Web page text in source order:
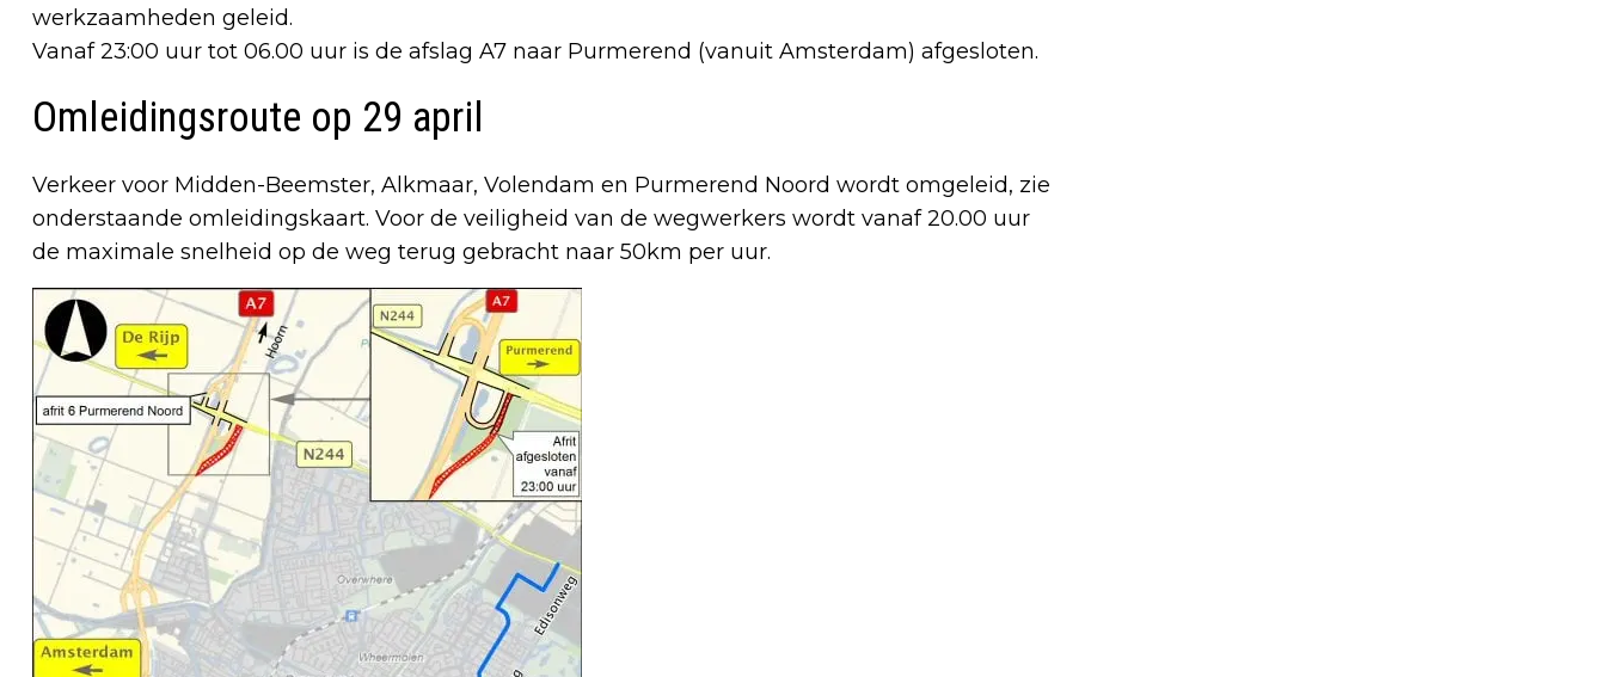
werkzaamheden geleid.
Vanaf 23:00 uur tot 06.00 uur is de afslag A7 naar Purmerend (vanuit Amsterdam) afgesloten.
Omleidingsroute op 29 april
Verkeer voor Midden-Beemster, Alkmaar, Volendam en Purmerend Noord wordt omgeleid, zie
onderstaande omleidingskaart. Voor de veiligheid van de wegwerkers wordt vanaf 20.00 uur
de maximale snelheid op de weg terug gebracht naar 50km per uur.